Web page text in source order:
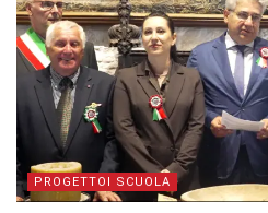
PROGETTOI SCUOLA